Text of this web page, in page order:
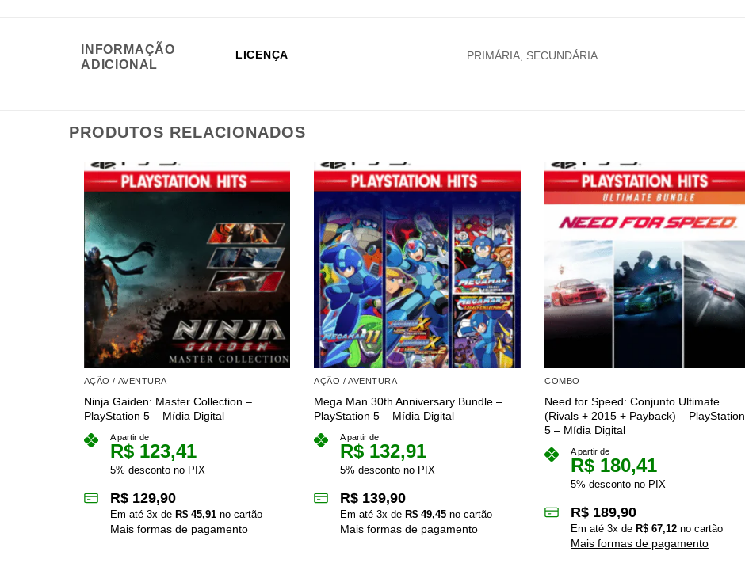
INFORMAÇÃO
ADICIONAL
LICENÇA PRIMÁRIA, SECUNDÁRIA
PRODUTOS RELACIONADOS
AÇÃO / AVENTURA
Ninja Gaiden: Master Collection –
PlayStation 5 – Mídia Digital
A partir de
R$123,41
5% desconto no PIX
R$129,90
Em até 3x de R$45,91no cartão
Mais formas de pagamento
AÇÃO / AVENTURA
Mega Man 30th Anniversary Bundle –
PlayStation 5 – Mídia Digital
A partir de
R$ 132,91
5% desconto no PIX
R$ 139,90
Em até3x de R$ 49,45 no cartão
Mais formas de pagamento
COMBO
Need for Speed: Conjunto Ultimate
(Rivals + 2015 + Payback) – PlayStation
5 – Mídia Digital
A partir de
R$ 180,41
5% desconto no PIX
R$ 189,90
Em até 3x de R$ 67,12 no cartão
Mais formas de pagamento